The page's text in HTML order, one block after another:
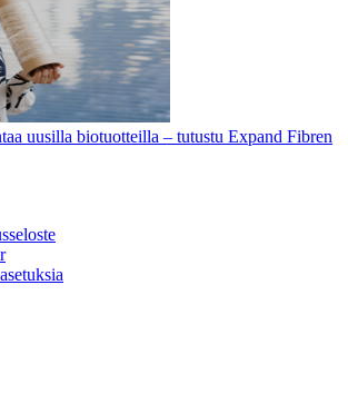
uusilla biotuotteilla – tutustu Expand Fibren